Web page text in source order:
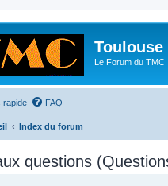
Le Forum du TMC
rapide FAQ
Index du forum
questions